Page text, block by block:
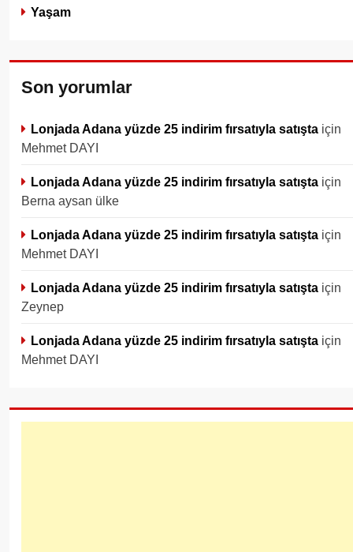
Yaşam
Son yorumlar
Lonjada Adana yüzde 25 indirim fırsatıyla satışta için
Mehmet DAYI
Lonjada Adana yüzde 25 indirim fırsatıyla satışta için
Berna aysan ülke
Lonjada Adana yüzde 25 indirim fırsatıyla satışta için
Mehmet DAYI
Lonjada Adana yüzde 25 indirim fırsatıyla satışta için
Zeynep
Lonjada Adana yüzde 25 indirim fırsatıyla satışta için
Mehmet DAYI